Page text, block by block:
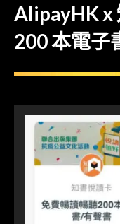
AlipayHK
200 本電子